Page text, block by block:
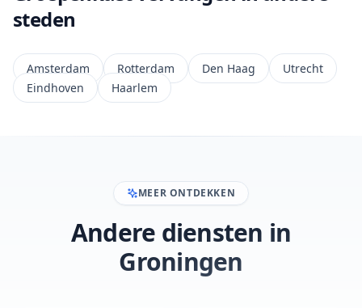
steden
Amsterdam Rotterdam Den Haag
Utrecht
Eindhoven
Haarlem
MEER ONTDEKKEN
Andere diensten in
Groningen